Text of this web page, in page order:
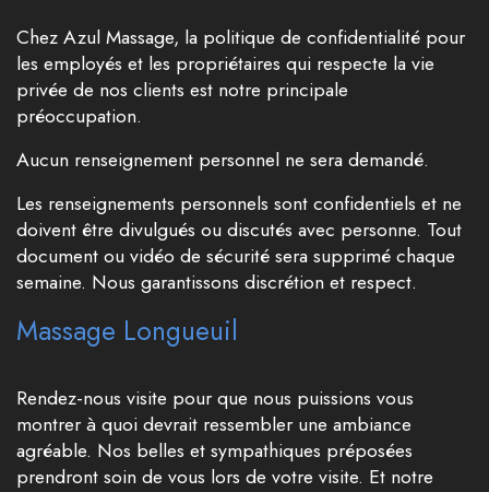
Chez Azul Massage, la politique de confidentialité pour
les employés et les propriétaires qui respecte la vie
privée de nos clients est notre principale
préoccupation.
Aucun renseignement personnel ne sera demandé.
Les renseignements personnels sont confidentiels et ne
doivent être divulgués ou discutés avec personne. Tout
document ou vidéo de sécurité sera supprimé chaque
semaine. Nous garantissons discrétion et respect.
Massage Longueuil
Rendez-nous visite pour que nous puissions vous
montrer à quoi devrait ressembler une ambiance
agréable. Nos belles et sympathiques préposées
prendront soin de vous lors de votre visite. Et notre